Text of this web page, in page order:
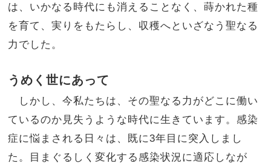
は、いかなる時代にも消えることなく、蒔かれた種
を育て、実りをもたらし、収穫へといざなう聖なる
力でした。
うめく世にあって
しかし、今私たちは、その聖なる力がどこに働い
ているのか見失うような時代に生きています。感染
症に悩まされる日々は、既に3年目に突入しまし
た。目まぐるしく変化する感染状況に適応しなが